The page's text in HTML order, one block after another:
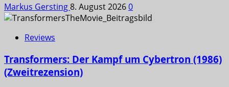
Markus Gersting8. August 20260
Reviews
Transformers: Der Kampf um Cybertron (1986)
(Zweitrezension)